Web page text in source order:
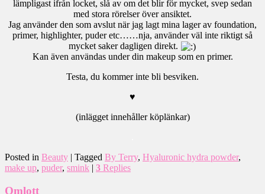
lämpligast ifrån locket, slå av om det blir för mycket, svep sedan
med stora rörelser över ansiktet.
Jag använder den som avslut när jag lagt mina lager av foundation,
primer, highlighter, puder etc……nja, använder väl inte riktigt så
mycket saker dagligen direkt.
Kan även användas under din makeup som en primer.
Testa, du kommer inte bli besviken.
♥
(inlägget innehåller köplänkar)
Posted in Beauty | Tagged By Terry, Hyaluronic hydra powder,
make up, puder, smink | 3 Replies
Omlott